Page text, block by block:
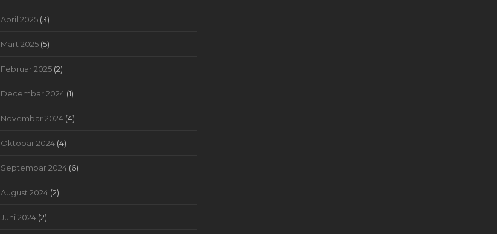
April 2025(3)
Mart 2025(5)
Februar 2025(2)
Decembar 2024(1)
Novembar 2024(4)
Oktobar 2024(4)
Septembar 2024(6)
August 2024(2)
Juni 2024(2)